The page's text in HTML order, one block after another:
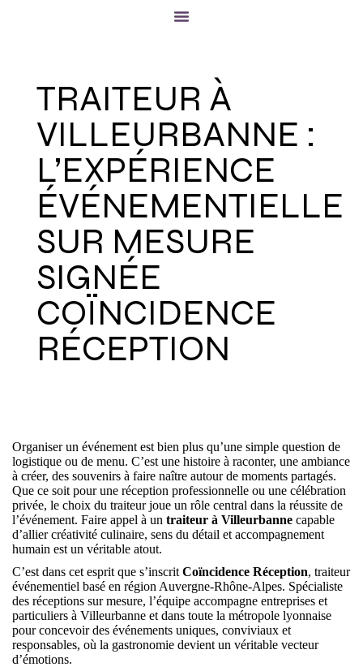
TRAITEUR À
VILLEURBANNE :
L’EXPÉRIENCE
ÉVÉNEMENTIELLE
SUR MESURE
SIGNÉE
COÏNCIDENCE
RÉCEPTION
Organiser un événement est bien plus qu’une simple question de
logistique ou de menu. C’est une histoire à raconter, une ambiance
à créer, des souvenirs à faire naître autour de moments partagés.
Que ce soit pour une réception professionnelle ou une célébration
privée, le choix du traiteur joue un rôle central dans la réussite de
l’événement. Faire appel à un traiteur à Villeurbanne capable
d’allier créativité culinaire, sens du détail et accompagnement
humain est un véritable atout.
C’est dans cet esprit que s’inscrit Coïncidence Réception, traiteur
événementiel basé en région Auvergne-Rhône-Alpes. Spécialiste
des réceptions sur mesure, l’équipe accompagne entreprises et
particuliers à Villeurbanne et dans toute la métropole lyonnaise
pour concevoir des événements uniques, conviviaux et
responsables, où la gastronomie devient un véritable vecteur
d’émotions.